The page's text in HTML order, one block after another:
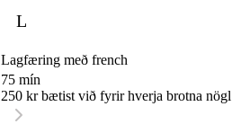
L
Lagfæring með french
75 mín
250 kr bætist við fyrir hverja brotna nögl